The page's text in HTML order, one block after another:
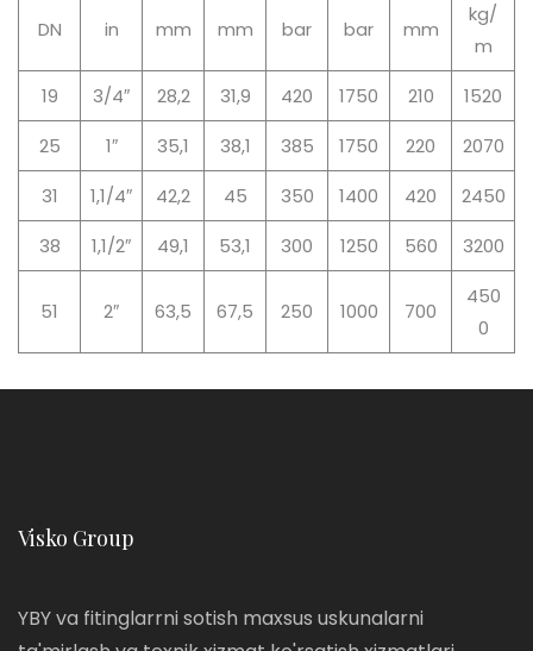
DN in mm mm bar bar mm
kg/
m
19
3/4″ 28,2 31,9 420 1750 210
1520
25
1″ 35,1 38,1 385 1750 220
2070
31
1,1/4″ 42,2 45 350 1400 420
2450
38
1,1/2″ 49,1 53,1 300 1250 560 3200
51 2″ 63,5 67,5 250 1000 700
450
0
Visko Group
YBY va fitinglarrni sotish maxsus uskunalarni